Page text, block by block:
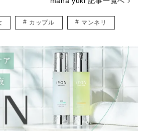
骨格診断アドバイザー検定3級、日本化粧品
スト2級を持っていますが、上を目指してま
カップル マンネリ